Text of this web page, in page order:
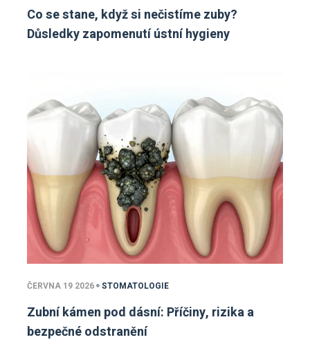
Co se stane, když si nečistíme zuby?
Důsledky zapomenutí ústní hygieny
ČERVNA 19 2026 STOMATOLOGIE
Zubní kámen pod dásní: Příčiny, rizika a
bezpečné odstranění